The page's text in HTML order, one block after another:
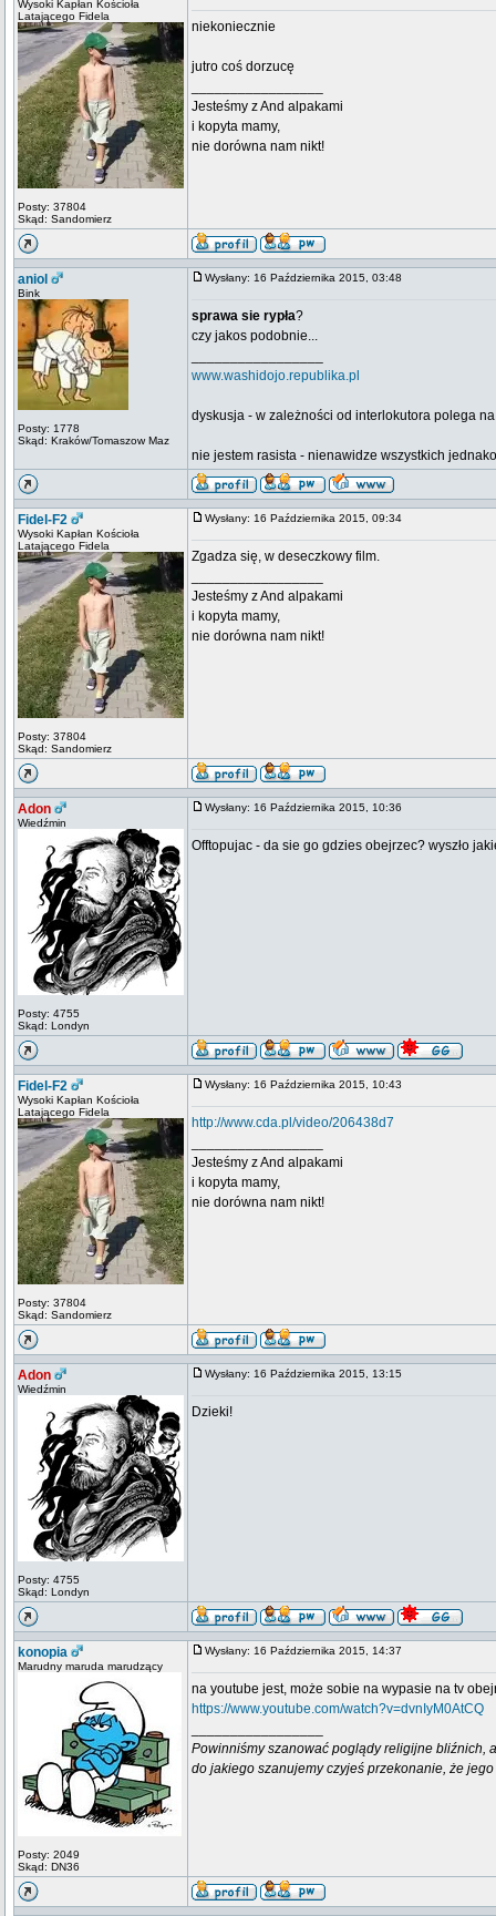
Wysoki Kapłan Kościoła
Latającego Fidela
Posty: 37804
Skąd: Sandomierz
niekoniecznie
jutro coś dorzucę
Jesteśmy z And alpakami
i kopyta mamy,
nie dorówna nam nikt!
aniol
Bink
Posty: 1778
Skąd: Kraków/Tomaszow Maz
Wysłany: 16 Października 2015, 03:48
sprawa sie rypła?
czy jakos podobnie...
www.washidojo.republika.pl
dyskusja - w zależności od interlokutora polega
nie jestem rasista - nienawidze wszystkich
Fidel-F2
Wysoki Kapłan Kościoła
Latającego Fidela
Posty: 37804
Skąd: Sandomierz
Wysłany: 16 Października 2015, 09:34
Zgadza się, w deseczkowy film.
Jesteśmy z And alpakami
i kopyta mamy,
nie dorówna nam nikt!
Adon
Wiedźmin
Posty: 4755
Skąd: Londyn
Wysłany: 16 Października 2015, 10:36
Offtopujac - da sie go gdzies obejrzec? wyszło
Fidel-F2
Wysoki Kapłan Kościoła
Latającego Fidela
Posty: 37804
Skąd: Sandomierz
Wysłany: 16 Października 2015, 10:43
http://www.cda.pl/video/206438d7
Jesteśmy z And alpakami
i kopyta mamy,
nie dorówna nam nikt!
Adon
Wiedźmin
Posty: 4755
Skąd: Londyn
Wysłany: 16 Października 2015, 13:15
Dzieki!
konopia
Marudny maruda marudzący
Posty: 2049
Skąd: DN36
Wysłany: 16 Października 2015, 14:37
na youtube jest, może sobie na wypasie na tv
https://www.youtube.com/watch?v=dvnIyM0AtCQ
Powinniśmy szanować poglądy religijne bliźnich,
do jakiego szanujemy czyjeś przekonanie, że